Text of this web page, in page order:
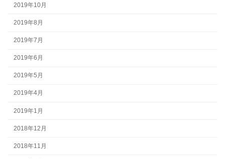
2019年10月
2019年8月
2019年7月
2019年6月
2019年5月
2019年4月
2019年1月
2018年12月
2018年11月